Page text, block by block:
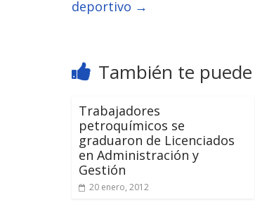
deportivo →
También te
Trabajadores
petroquímicos se
graduaron de Licenciados
en Administración y
Gestión
20 enero, 2012